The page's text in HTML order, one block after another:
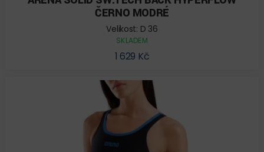
ČERNO MODRÉ
Velikost: D 36
SKLADEM
1 629 Kč